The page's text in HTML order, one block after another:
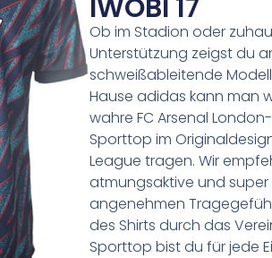
IWOBI 17
Ob im Stadion oder
Unterstützung zeigst du
schweißableitende
Hause adidas kann man
wahre FC Arsenal
Sporttop im
League tragen. Wir
atmungsaktive und
angenehmen
des Shirts durch das
Sporttop bist du für jede